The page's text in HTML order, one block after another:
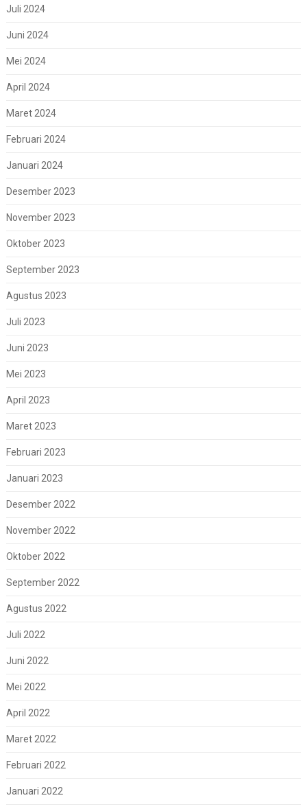
Juli 2024
Juni 2024
Mei 2024
April 2024
Maret 2024
Februari 2024
Januari 2024
Desember 2023
November 2023
Oktober 2023
September 2023
Agustus 2023
Juli 2023
Juni 2023
Mei 2023
April 2023
Maret 2023
Februari 2023
Januari 2023
Desember 2022
November 2022
Oktober 2022
September 2022
Agustus 2022
Juli 2022
Juni 2022
Mei 2022
April 2022
Maret 2022
Februari 2022
Januari 2022